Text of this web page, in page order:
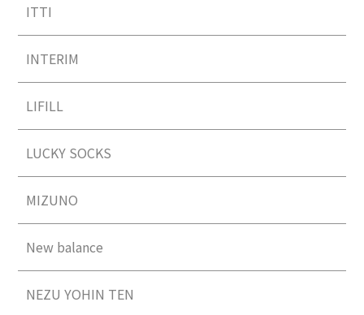
ITTI
INTERIM
LIFILL
LUCKY SOCKS
MIZUNO
New balance
NEZU YOHIN TEN